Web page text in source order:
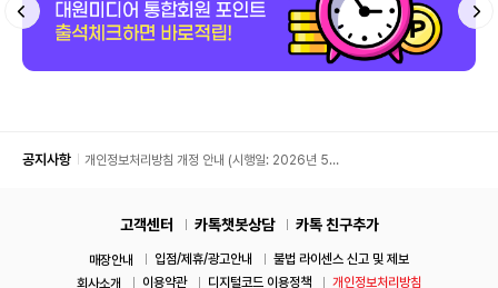
공지사항
개인정보처리방침 개정 안내 (시행일: 2026년 5월
고객센터 카톡챗봇상담 카톡 친구추가
매장안내 입점/제휴/광고안내
불법 라이센스 신고 및 제보
회사소개
이용약관 디지털코드 이용정책 개인정보처리방침